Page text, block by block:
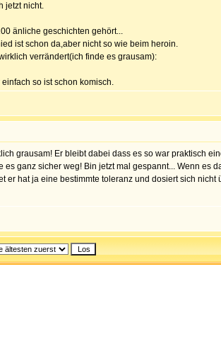
jetzt nicht.
änliche geschichten gehört...
ist schon da,aber nicht so wie beim heroin.
verrändert(ich finde es grausam):
so ist schon komisch.
grausam! Er bleibt dabei dass es so war praktisch
ganz sicher weg! Bin jetzt mal gespannt... Wenn es
hat ja eine bestimmte toleranz und dosiert sich